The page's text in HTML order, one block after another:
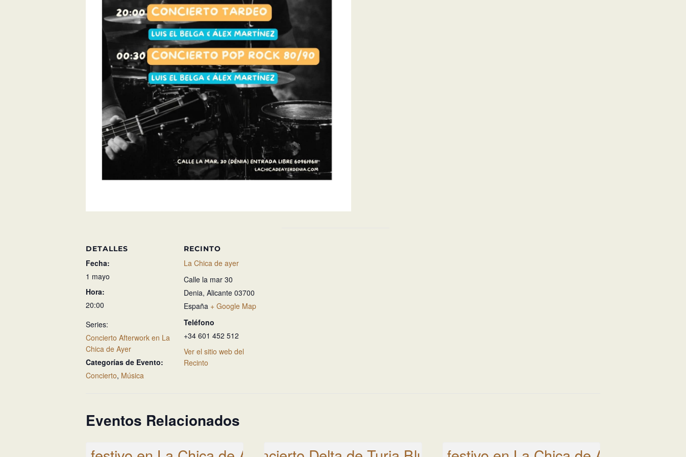
DETALLES
Fecha:
1 mayo
Hora:
20:00
Series:
Concierto Afterwork en La
Chica de Ayer
Categorías de Evento:
Concierto, Música
RECINTO
La Chica de ayer
Calle la mar 30
Denia, Alicante 03700
España + Google Map
Teléfono
+34 601 452 512
Ver el sitio web del
Recinto
Eventos Relacionados